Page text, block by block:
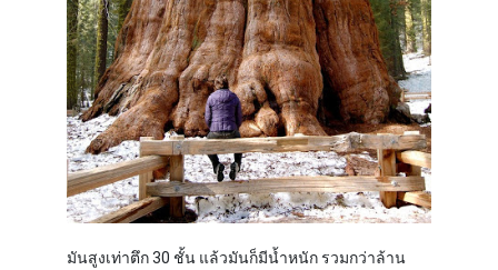
มันสูงเท่าตึก 30 ชั้น แล้วมันก็มีน้ำหนัก รวมกว่าล้าน